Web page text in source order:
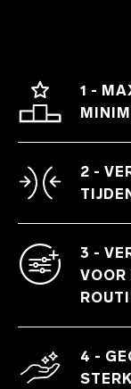
1 -
2 -
beide
3 -
VOOR
Plus,
4 -